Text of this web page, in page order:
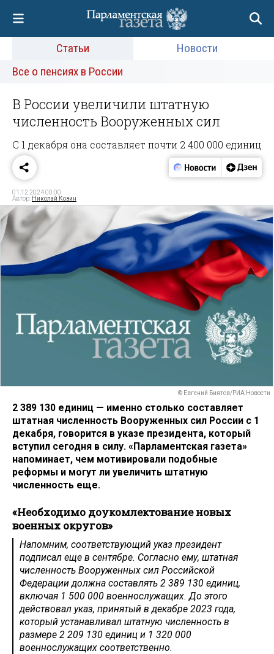
Статьи
Новости
Все о пенсиях в России
В России увеличили штатную
численность Вооруженных сил
С 1 декабря она составляет почти 2 400 000 единиц
01.12.2024 00:00
Автор: Николай Козин
© Евгений Биятов/РИА Новости
2 389 130 единиц — именно столько составляет
штатная численность Вооруженных сил России с 1
декабря, говорится в указе президента, который
вступил сегодня в силу. «Парламентская газета»
напоминает, чем мотивировали подобные
реформы и могут ли увеличить штатную
численность еще.
«Необходимо доукомлектование новых
военных округов»
Напомним, соответствующий указ президент
подписал еще в сентябре. Согласно ему, штатная
численность Вооруженных сил Российской
Федерации должна составлять 2 389 130 единиц,
включая 1 500 000 военнослужащих. До этого
действовал указ, принятый в декабре 2023 года,
который устанавливал штатную численность в
размере 2 209 130 единиц и 1 320 000
военнослужащих соответственно.